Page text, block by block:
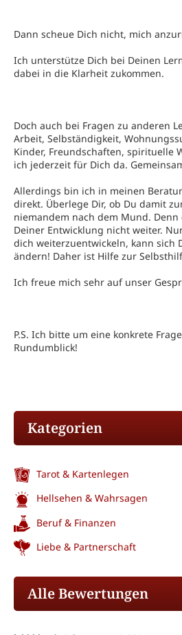
Dann scheue Dich nicht, mich
Ich unterstütze Dich bei Deinen
dabei in die Klarheit zukommen.
Doch auch bei Fragen zu anderen
Arbeit, Selbständigkeit,
Kinder, Freundschaften, spirituelle
ich jederzeit für Dich da.
Allerdings bin ich in meinen
direkt. Überlege Dir, ob Du damit
niemandem nach dem Mund.
Deiner Entwicklung nicht weiter.
dich weiterzuentwickeln, kann sich
ändern! Daher ist Hilfe zur
Ich freue mich sehr auf unser
P.S. Ich bitte um eine konkrete
Rundumblick!
Kategorien
Tarot & Kartenlegen
Hellsehen & Wahrsagen
Beruf & Finanzen
Liebe & Partnerschaft
Alle Bewertungen